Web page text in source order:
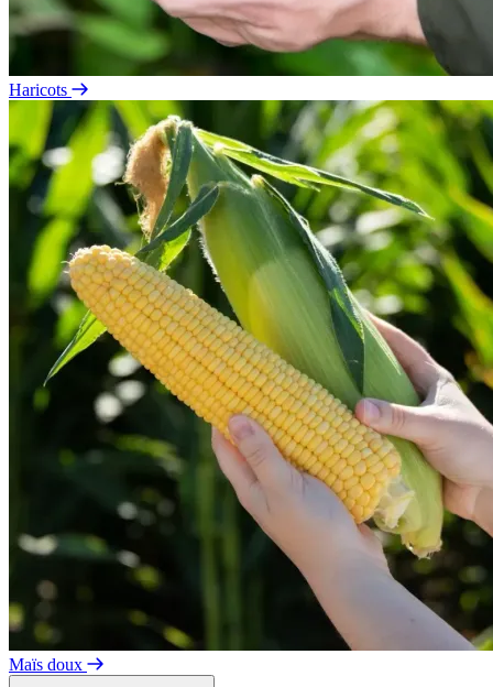
Haricots
Maïs doux